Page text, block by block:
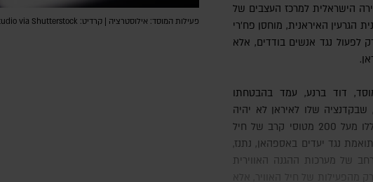
הישראלית למרכז העצבים של
הגרעין האיראנית, מוחסן פח'רי
לא רק לפעול נגד אנשים בודדים, אלא
כשנכנס לתפקידו בשנת 2021, שבקדנציה שלו לאיראן לא יהיה
נשק גרעיני. התקיפות בליל ה-13 ביוני כללו מעל 200 מטוסי קרב של חיל
נגד יעדים באספהאן, נתנז,
של מערכות ההגנה האווירית
פעילות המוסד: אילוסטרציה | קרדיט: DC Studio via Shutterstock